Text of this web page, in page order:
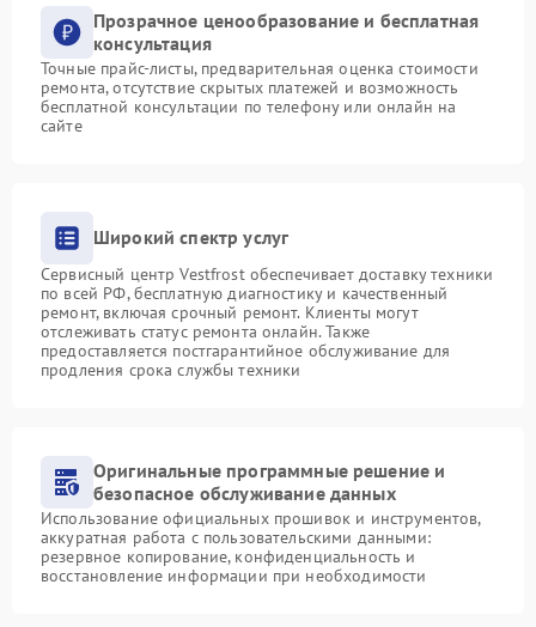
Прозрачное ценообразование и бесплатная
консультация
Точные прайс-листы, предварительная оценка стоимости
ремонта, отсутствие скрытых платежей и возможность
бесплатной консультации по телефону или онлайн на
сайте
Широкий спектр услуг
Сервисный центр Vestfrost обеспечивает доставку техники
по всей РФ, бесплатную диагностику и качественный
ремонт, включая срочный ремонт. Клиенты могут
отслеживать статус ремонта онлайн. Также
предоставляется постгарантийное обслуживание для
продления срока службы техники
Оригинальные программные решение и
безопасное обслуживание данных
Использование официальных прошивок и инструментов,
аккуратная работа с пользовательскими данными:
резервное копирование, конфиденциальность и
восстановление информации при необходимости